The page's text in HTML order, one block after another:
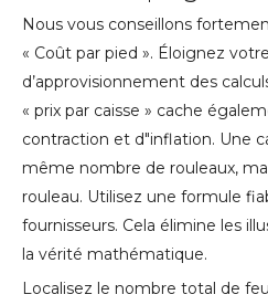
Nous vous conseillons
« Coût par pied ». Éloignez
d’approvisionnement des
« prix par caisse » cache
contraction et d"inflation. Une
même nombre de rouleaux,
rouleau. Utilisez une formule
fournisseurs. Cela élimine les
la vérité mathématique.
Localisez le nombre total de